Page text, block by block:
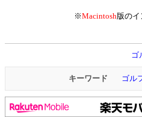
※Macintosh版の
ゴ
キーワード ゴル